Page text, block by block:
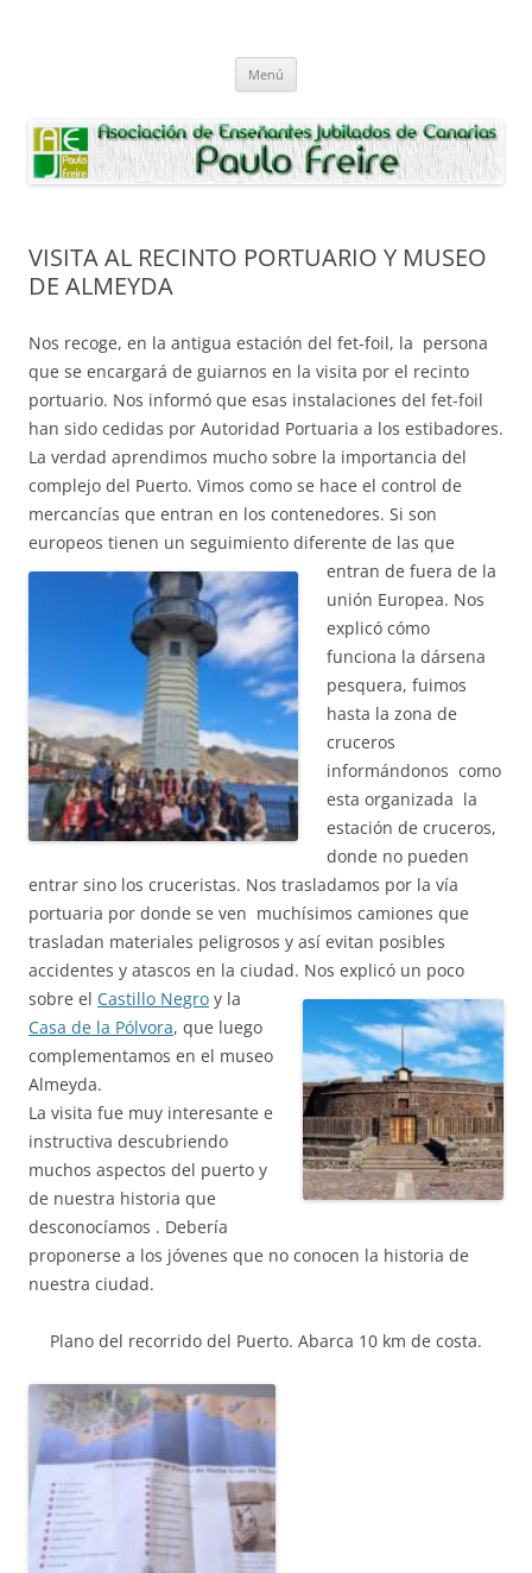
Paulo Freire
Menú
VISITA AL RECINTO PORTUARIO Y MUSEO
DE ALMEYDA
Nos recoge, en la antigua estación del fet-foil, la persona
que se encargará de guiarnos en la visita por el recinto
portuario. Nos informó que esas instalaciones del fet-foil
han sido cedidas por Autoridad Portuaria a los estibadores.
La verdad aprendimos mucho sobre la importancia del
complejo del Puerto. Vimos como se hace el control de
mercancías que entran en los contenedores. Si son
europeos tienen un seguimiento diferente de las que
entran de fuera de la
unión Europea. Nos
explicó cómo
funciona la dársena
pesquera, fuimos
hasta la zona de
cruceros
informándonos como
esta organizada la
estación de cruceros,
donde no pueden
entrar sino los cruceristas. Nos trasladamos por la vía
portuaria por donde se ven muchísimos camiones que
trasladan materiales peligrosos y así evitan posibles
accidentes y atascos en la ciudad. Nos explicó un poco
sobre el Castillo Negro y la
Casa de la Pólvora, que luego
complementamos en el museo
Almeyda.
La visita fue muy interesante e
instructiva descubriendo
muchos aspectos del puerto y
de nuestra historia que
desconocíamos . Debería
proponerse a los jóvenes que no conocen la historia de
nuestra ciudad.
Plano del recorrido del Puerto. Abarca 10 km de costa.